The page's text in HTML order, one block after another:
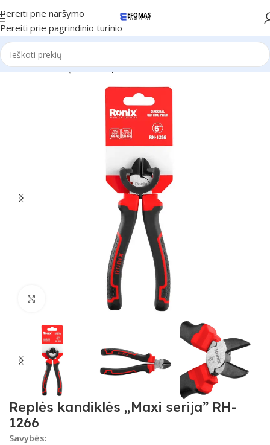
Pereiti prie naršymo
Pereiti prie pagrindinio turinio
Pradžia Ronix Įrankiai Replės
Spustelėkite, kad padidintumėte
Replės kandiklės „Maxi serija” RH-
1266
Savybės: